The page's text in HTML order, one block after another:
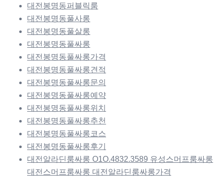
대전봉명동퍼블릭룸
대전봉명동풀사롱
대전봉명동풀살롱
대전봉명동풀싸롱
대전봉명동풀싸롱가격
대전봉명동풀싸롱견적
대전봉명동풀싸롱문의
대전봉명동풀싸롱예약
대전봉명동풀싸롱위치
대전봉명동풀싸롱추천
대전봉명동풀싸롱코스
대전봉명동풀싸롱후기
대전알라딘룸싸롱 O1O.4832.3589 유성스머프룸싸롱
대전스머프룸싸롱 대전알라딘룸싸롱가격